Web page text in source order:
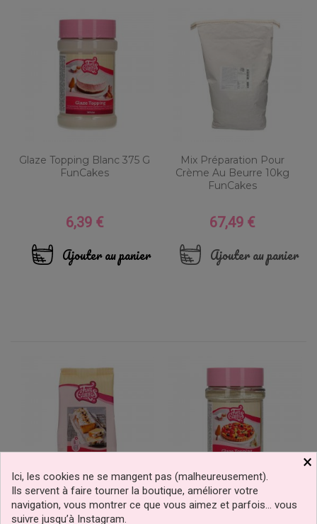
Glaze Topping Blanc 375 G
FunCakes
Prix
6,39 €
Ajouter au panier
Mix Préparation Pour
Crème Au Beurre 10kg
FunCakes
Prix
67,49 €
Ajouter au panier
Mix Préparation Pour Cake
Vegan 400g FunCakes
Nappage Neutre 375g
×
Ici, les cookies ne se mangent pas (malheureusement).
Ils servent à faire tourner la boutique, améliorer votre
navigation, vous montrer ce que vous aimez et parfois… vous
suivre jusqu’à Instagram.